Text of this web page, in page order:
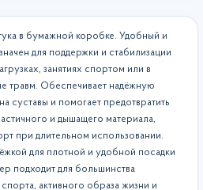
в бумажной коробке. Удобный и
для поддержки и стабилизации
занятиях спортом или в
травм. Обеспечивает надёжную
суставы и помогает предотвратить
и дышащего материала,
при длительном использовании.
для плотной и удобной посадки
подходит для большинства
активного образа жизни и